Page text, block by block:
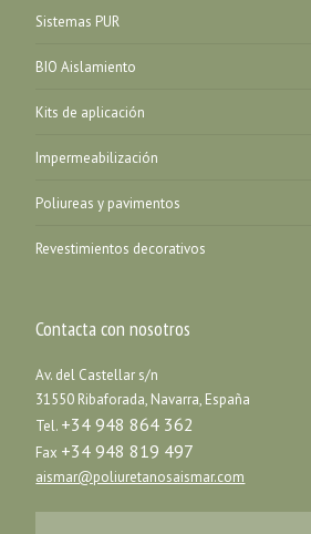
Sistemas PUR
BIO Aislamiento
Kits de aplicación
Impermeabilización
Poliureas y pavimentos
Revestimientos decorativos
Contacta con nosotros
Av. del Castellar s/n
31550 Ribaforada, Navarra, España
Tel. +34 948 864 362
Fax +34 948 819 497
aismar@poliuretanosaismar.com